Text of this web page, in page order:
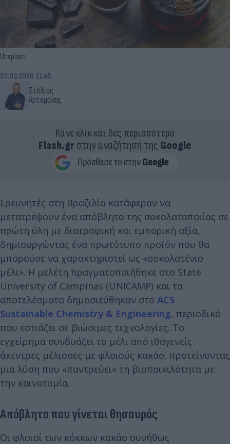
Unsplash
Στέλιος
Αρτεμάκης
03.03.2026 11:45
Κάνε κλικ και δες περισσότερο
Flash.grστην αναζήτηση της Google
Ερευνητές στη Βραζιλία κατάφεραν να
μετατρέψουν ένα απόβλητο της σοκολατοποιίας σε
πρώτη ύλη με διατροφική και εμπορική αξία,
δημιουργώντας ένα πρωτότυπο προϊόν που θα
μπορούσε να χαρακτηριστεί ως «σοκολατένιο
μέλι». Η μελέτη πραγματοποιήθηκε στο State
University of Campinas (UNICAMP) και τα
αποτελέσματα δημοσιεύθηκαν στο ACS
Sustainable Chemistry & Engineering, περιοδικό
που εστιάζει σε βιώσιμες τεχνολογίες. Το
εγχείρημα συνδυάζει το μέλι από ιθαγενείς
άκεντρες μέλισσες με φλοιούς κακάο, προτείνοντας
μια λύση που «παντρεύει» τη βιοποικιλότητα με
την καινοτομία.
Απόβλητο που γίνεται θησαυρός
Οι φλοιοί των κόκκων κακάο συνήθως